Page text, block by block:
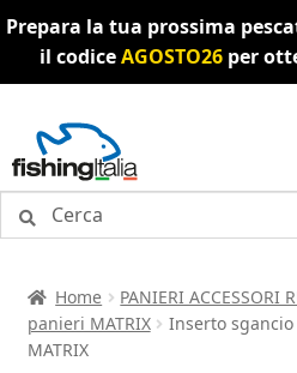
Prepara la tua prossima
il codiceAGOSTO26per
alla
navigazione
al
contenuto
Home PANIERI ACCESSORI
panieri MATRIX
Inserto sgancio
MATRIX